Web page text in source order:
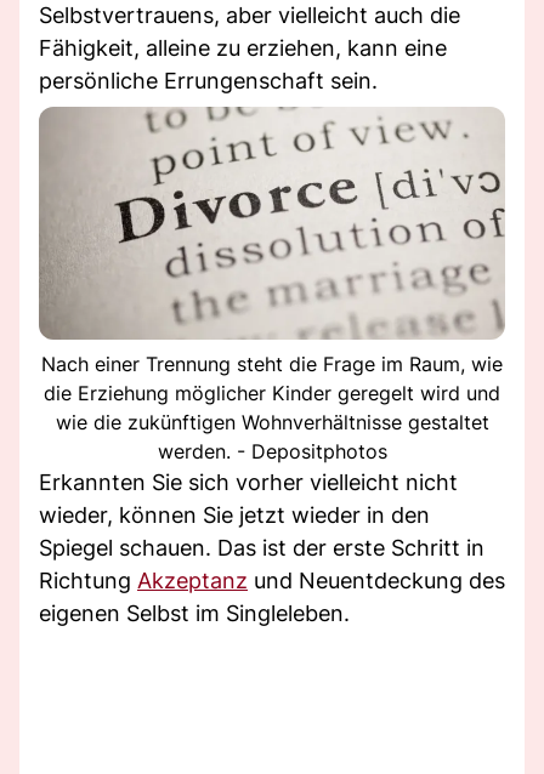
Selbstvertrauens, aber vielleicht auch die
Fähigkeit, alleine zu erziehen, kann eine
persönliche Errungenschaft sein.
Nach einer Trennung steht die Frage im Raum, wie
die Erziehung möglicher Kinder geregelt wird und
wie die zukünftigen Wohnverhältnisse gestaltet
werden. - Depositphotos
Erkannten Sie sich vorher vielleicht nicht
wieder, können Sie jetzt wieder in den
Spiegel schauen. Das ist der erste Schritt in
Richtung Akzeptanz und Neuentdeckung des
eigenen Selbst im Singleleben.